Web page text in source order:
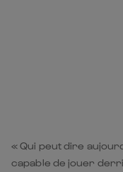
« Qui peut dire
capable de jouer